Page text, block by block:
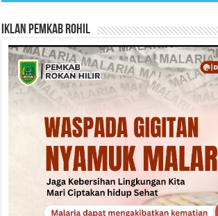
Iklan Pemkab Rohil